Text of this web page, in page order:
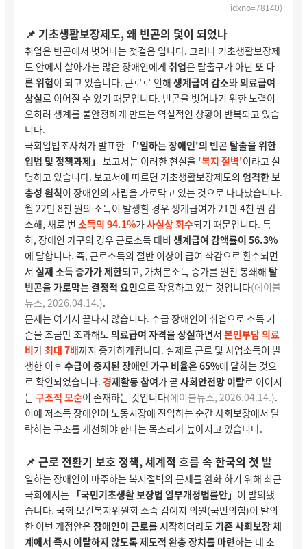
idxno=78140)
📌 기초생활보장제도, 왜 빈곤의 덫이 되었나
취업은 빈곤에서 벗어나는 첫걸음 입니다. 그러나 기초생활보장제
도 안에서 살아가는 많은 장애인에게 취업은 탈출구가 아닌 또 다
른 위험이 되고 있습니다. 근로로 인해 생계급여 감소와의료급여
상실로 이어질 수 있기 때문입니다. 빈곤을 벗어나기 위한 노력이
오히려 생계를 불안정하게 만드는 역설적인 상황이 반복되고 있습
니다.
국회입법조사처가 발표한 「'일하는 장애인'의 빈곤 탈출을 위한
입법 및 정책과제」 보고서는 이러한 현실을 '복지 절벽'이라고 설
명하고 있습니다. 보고서에 따르면 기초생활보장제도의 엄격한 보
충성 원칙이 장애인의 자립을 가로막고 있는 것으로 나타났습니다.
월 22만 8천 원의 소득이 발생할 경우 생계급여가 21만 4천 원 감
소해, 새로 번 소득의 94.1%가사실상 회수되기 때문입니다. 특
히, 장애인 가구의 경우 근로소득 대비 생계급여 감액률이 56.3%
에 달합니다. 즉, 근로소득의 절반 이상이 급여 삭감으로 환수되면
서 실제 소득 증가가 제한되고, 가처분소득 증가를 원천 봉쇄해 탈
빈곤을 가로막는 결정적 요인으로 작용하고 있는 것입니다(에이블
뉴스, 2026.04.14.).
문제는 여기서 끝나지 않습니다. 수급 장애인이 취업으로 소득 기
준을 조금만 초과해도의료급여 자격을 상실하면서 본인부담 의료
비가최대 7배까지 증가하게됩니다. 실제로 근로 및 사업소득이 발
생한 이후수급이 중지된 장애인 가구 비율은 65%에 달하는 것으
로 확인되었습니다. 경제활동 참여가 곧사회안전망 이탈로 이어지
는구조적 모순이 존재하는 것입니다(에이블뉴스, 2026.04.14.).
이에 저소득 장애인이 노동시장에 진입하는 순간 사회보장에서 탈
락하는 구조를 개선해야 한다는 목소리가 높아지고 있습니다.
📌 근로 전환기 보호 정책, 세계적 흐름 속 한국의 첫 발
일하는 장애인이 마주하는 복지절벽의 문제를 완화 하기 위해 최근
국회에서는 「국민기초생활 보장법 일부개정법률안」 이 발의됐
습니다. 국회 보건복지위원회 소속 김예지 의원(국민의힘)이 발의
한 이번 개정안은장애인이 근로를 시작하더라도기존 사회보장 체
계에서 즉시 이탈하지 않도록 제도적 완충 장치를 마련하는 데 초